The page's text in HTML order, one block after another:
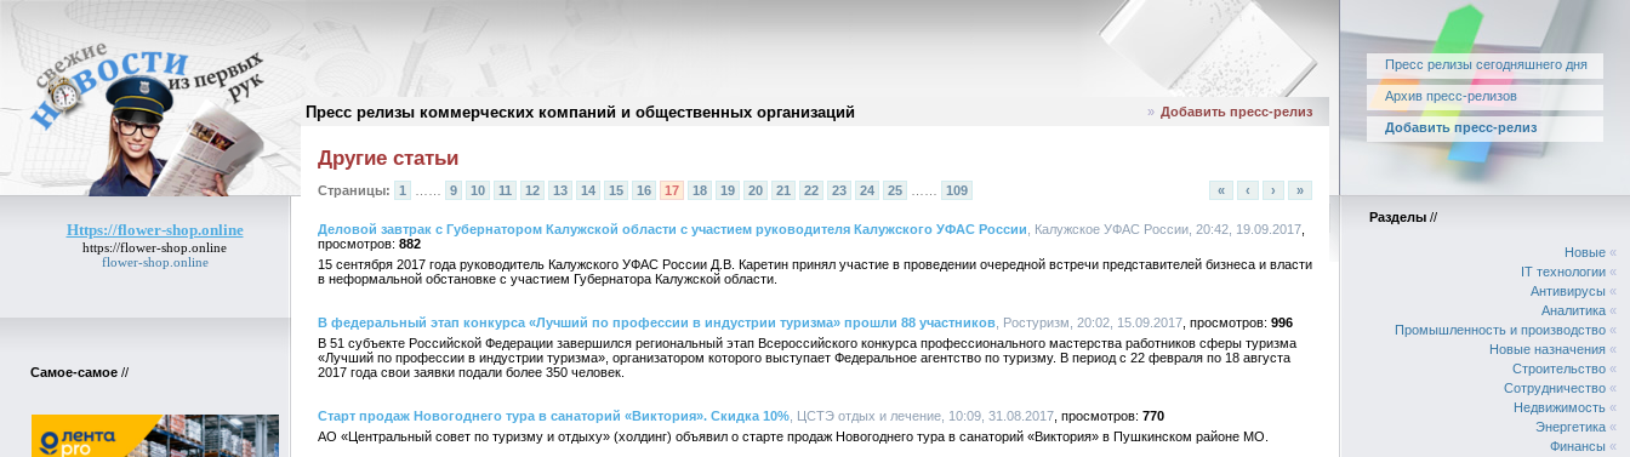
Пресс релизы коммерческих компаний и общественных организаций
Пресс релизы сегодняшнего дня
Архив пресс-релизов
Добавить пресс-релиз
Https://flower-shop.online
https://flower-shop.online
flower-shop.online
Самое-самое //
Архив пресс-релизов// » Добавить пресс-релиз
Другие статьи
Страницы: 1 9 10 11 12 13 14 15 16 17 18 19 20 21 22 23 24 25 109 « ‹ › »
Деловой завтрак с Губернатором Калужской области с участием руководителя Калужского УФАС России , Калужское УФАС России, 20:42, 19.09.2017
882
15 сентября 2017 года руководитель Калужского УФАС России Д.В. Каретин принял участие в проведении очередной встречи представителей бизнеса и власти
в неформальной обстановке с участием Губернатора Калужской области.
В федеральный этап конкурса «Лучший по профессии в индустрии туризма» прошли 88 участников , Ростуризм, 20:02, 15.09.2017
996
В 51 субъекте Российской Федерации завершился региональный этап Всероссийского конкурса профессионального мастерства работников сферы туризма
«Лучший по профессии в индустрии туризма», организатором которого выступает Федеральное агентство по туризму. В период с 22 февраля по 18 августа
2017 года свои заявки подали более 350 человек.
Старт продаж Новогоднего тура в санаторий «Виктория». Скидка 10% , ЦСТЭ отдых и лечение, 10:09, 31.08.2017
770
АО «Центральный совет по туризму и отдыху» (холдинг) объявил о старте продаж Новогоднего тура в санаторий «Виктория» в Пушкинском районе МО.
Разделы //
Новые «
IT технологии «
Антивирусы «
Аналитика «
Промышленность и производство «
Новые назначения «
Строительство «
Сотрудничество «
Недвижимость «
Энергетика «
Финансы «